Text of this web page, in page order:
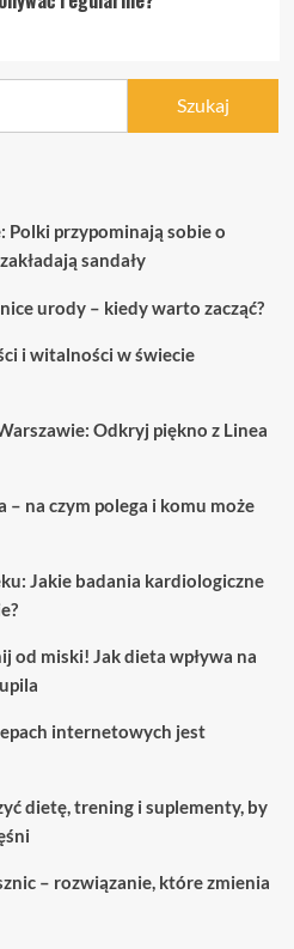
Polki przypominają sobie o
sandały
urody – kiedy warto zacząć?
i witalności w świecie
Odkryj piękno z Linea
– na czym polega i komu może
Jakie badania kardiologiczne
od miski! Jak dieta wpływa na
internetowych jest
dietę, trening i suplementy, by
– rozwiązanie, które zmienia